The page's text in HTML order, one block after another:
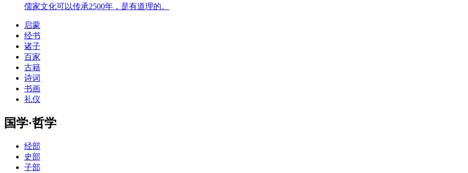
儒家文化可以传承2500年，是有道理的。
启蒙
经书
诸子
百家
古籍
诗词
书画
礼仪
国学·哲学
经部
史部
子部